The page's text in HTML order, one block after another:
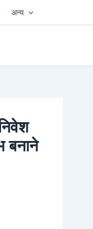
अन्य
बनाने